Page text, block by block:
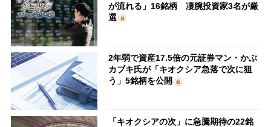
が流れる」16銘柄 凄腕投資家3名が厳
選
2年弱で資産17.5倍の元証券マン・かぶ
カブキ氏が「キオクシア急落で次に狙
う」5銘柄を公開
「キオクシアの次」に急騰期待の22銘